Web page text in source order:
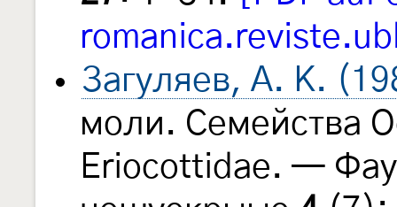
Загуляев, А. К.
моли. Семейства
Eriocottidae. —